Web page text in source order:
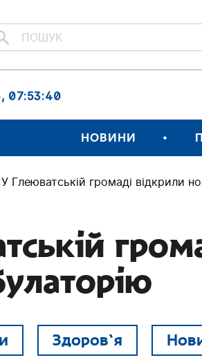
, 07:53:41
НОВИНИ
У Глеюватській громаді відкрили
Здоров`я